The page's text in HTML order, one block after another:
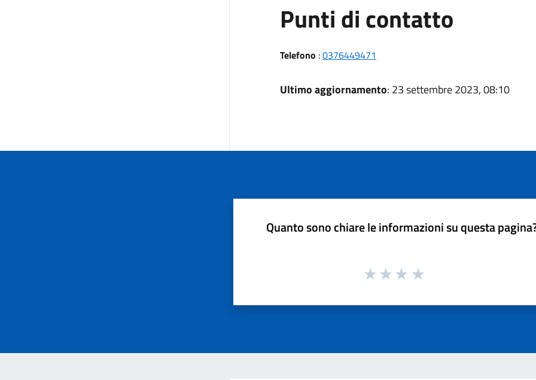
Punti di contatto
Telefono :0376449471
Ultimo aggiornamento: 23 settembre 2023, 08:10
Quanto sono chiare le informazioni su questa